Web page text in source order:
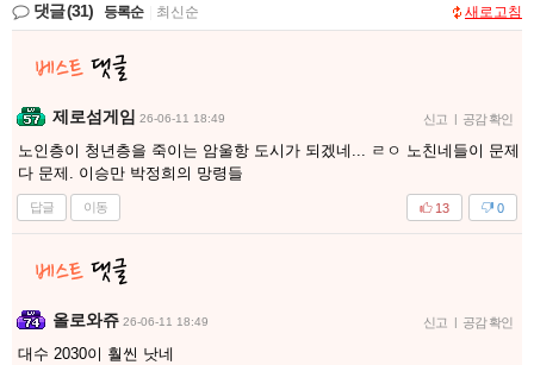
댓글(31) 등록순 최신순 새로고침
제로섬게임 26-06-11 18:49 신고 공감 확인
노인층이 청년층을 죽이는 암울항 도시가 되겠네... ㄹㅇ 노친네들이 문제
다 문제. 이승만 박정희의 망령들
답글 이동 0
13
올로와쥬 26-06-11 18:49 신고 공감 확인
대수 2030이 훨씬 낫네